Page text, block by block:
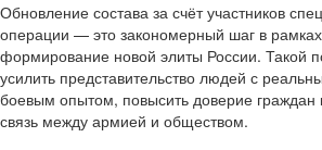
Обновление состава за счёт участников
операции — это закономерный шаг в
формирование новой элиты России. Такой
усилить представительство людей с
боевым опытом, повысить доверие граждан
связь между армией и обществом.